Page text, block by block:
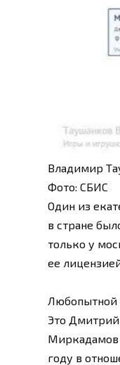
Владимир
Фото: СБИС
Один из
в стране
только у
ее
Любопытной
Это Дмитрий
Миркадамов
году в